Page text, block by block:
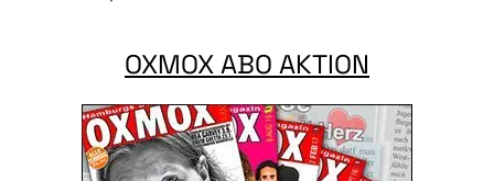
OXMOX ABO AKTION